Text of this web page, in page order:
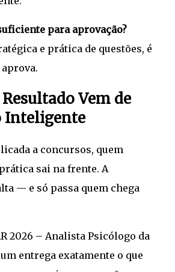
para aprovação?
e prática de questões, é
Vem de
Inteligente
a concursos, quem
sai na frente. A
— e só passa quem chega
2026 – Analista Psicólogo da
entrega exatamente o que